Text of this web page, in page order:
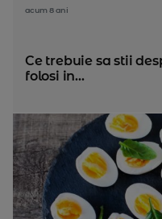
acum 8 ani
Ce trebuie sa stii
folosi in...